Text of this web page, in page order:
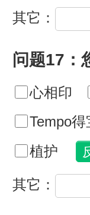
其它：
问题17：
心相印
Tempo得
植护
其它：